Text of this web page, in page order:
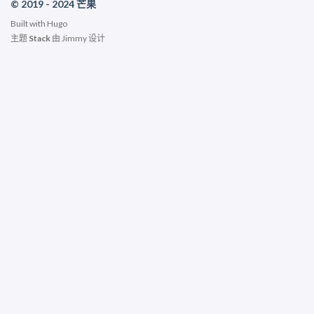
© 2019 - 2024 芒果
Built with Hugo
主题 Stack 由 Jimmy设计